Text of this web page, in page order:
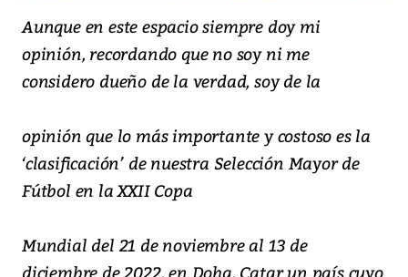
Aunque en este espacio siempre doy mi
opinión, recordando que no soy ni me
considero dueño de la verdad, soy de la
opinión que lo más importante y costoso es la
‘clasificación’ de nuestra Selección Mayor de
Fútbol en la XXII Copa
Mundial del 21 de noviembre al 13 de
diciembre de 2022, en Doha, Catar un país cuyo